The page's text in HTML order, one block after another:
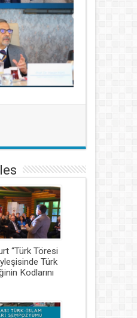
“Türk Töresi
Türk
Kodlarını